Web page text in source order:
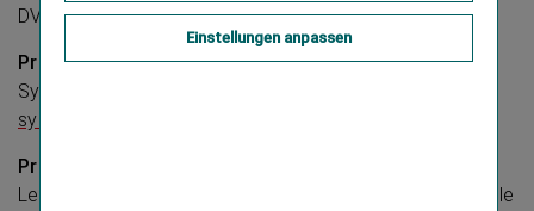
DVR-Nummer: 0016705
Projektkoordination:
Sylvia Machherndl,
sylvia.machherndl@vig.com
Projektteam:
Lena Paula Grießer, Claudia Hartl, Jacqueline Jung, Nicole
Einstellungen anpassen